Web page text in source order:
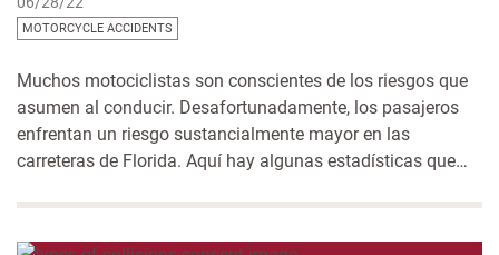
MOTORCYCLE ACCIDENTS
Muchos motociclistas son conscientes de los riesgos que
asumen al conducir. Desafortunadamente, los pasajeros
enfrentan un riesgo sustancialmente mayor en las
carreteras de Florida. Aquí hay algunas estadísticas que
registrados Hay muchas menos motocicletas en la